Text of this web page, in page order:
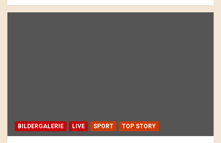
BILDERGALERIE LIVE SPORT TOP STORY